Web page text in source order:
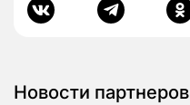
Новости партнеров